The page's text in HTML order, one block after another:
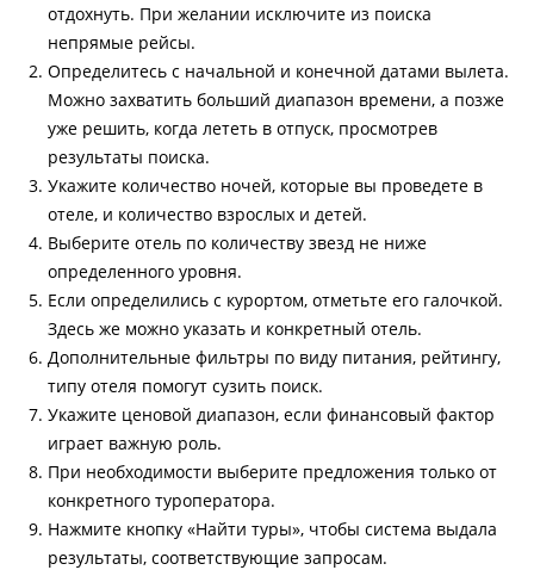
отдохнуть. При желании исключите из поиска
непрямые рейсы.
Определитесь с начальной и конечной датами вылета.
Можно захватить больший диапазон времени, а позже
уже решить, когда лететь в отпуск, просмотрев
результаты поиска.
Укажите количество ночей, которые вы проведете в
отеле, и количество взрослых и детей.
Выберите отель по количеству звезд не ниже
определенного уровня.
Если определились с курортом, отметьте его галочкой.
Здесь же можно указать и конкретный отель.
Дополнительные фильтры по виду питания, рейтингу,
типу отеля помогут сузить поиск.
Укажите ценовой диапазон, если финансовый фактор
играет важную роль.
При необходимости выберите предложения только от
конкретного туроператора.
Нажмите кнопку «Найти туры», чтобы система выдала
результаты, соответствующие запросам.